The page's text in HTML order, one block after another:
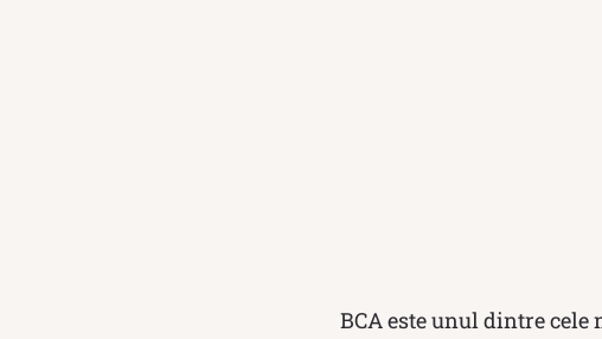
BCA este unul dintre